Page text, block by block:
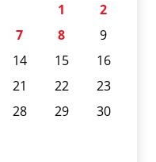
1
2
7 8
9
14 15
16
21 22
23
28 29
30